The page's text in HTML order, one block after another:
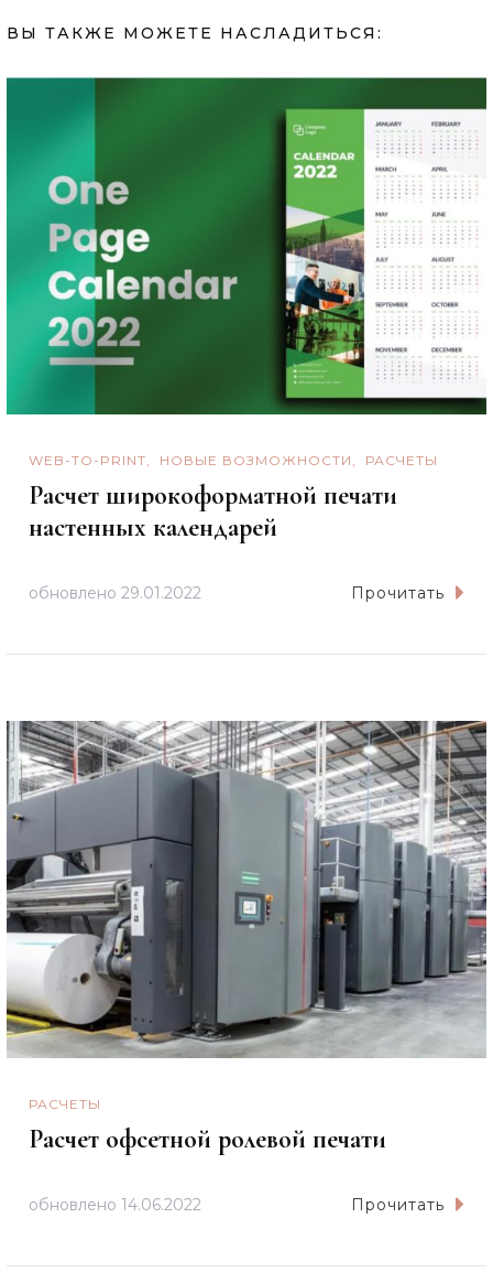
ВЫ ТАКЖЕ МОЖЕТЕ НАСЛАДИТЬСЯ:
WEB-TO-PRINT НОВЫЕ ВОЗМОЖНОСТИ РАСЧЕТЫ
Расчет широкоформатной печати
настенных календарей
обновлено 29.01.2022 Прочитать
РАСЧЕТЫ
Расчет офсетной ролевой печати
обновлено 14.06.2022 Прочитать